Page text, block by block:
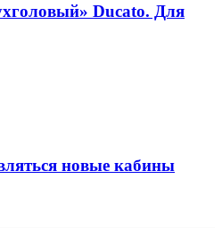
Ducato. Для
новые кабины